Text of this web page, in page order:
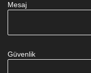
Mesaj
Güvenlik